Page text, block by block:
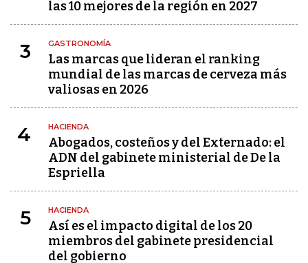
las 10 mejores de la región en 2027
3 GASTRONOMÍA
Las marcas que lideran el ranking
mundial de las marcas de cerveza más
valiosas en 2026
4 HACIENDA
Abogados, costeños y del Externado: el
ADN del gabinete ministerial de De la
Espriella
5 HACIENDA
Así es el impacto digital de los 20
miembros del gabinete presidencial
del gobierno